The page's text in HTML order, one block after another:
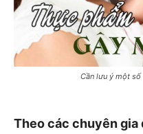
Cần lưu ý một
Theo các chuyên gia